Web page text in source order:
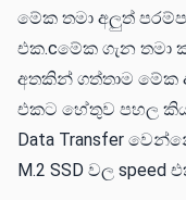
මේක තමා අලුත්
එක.cමේක ගැන
අතකින් ගත්තාම
එකට හේතුව පහල
Data Transfer
M.2 SSD වල